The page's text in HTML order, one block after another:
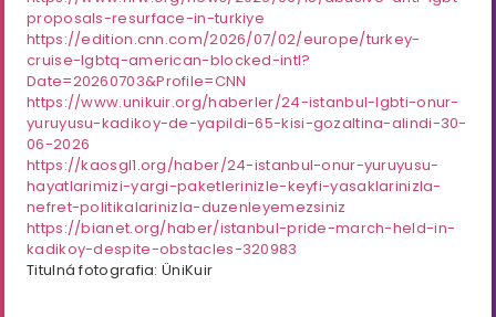
proposals-resurface-in-turkiye
https://edition.cnn.com/2026/07/02/europe/turkey-
cruise-lgbtq-american-blocked-intl?
Date=20260703&Profile=CNN
https://www.unikuir.org/haberler/24-istanbul-lgbti-onur-
yuruyusu-kadikoy-de-yapildi-65-kisi-gozaltina-alindi-30-
06-2026
https://kaosgl1.org/haber/24-istanbul-onur-yuruyusu-
hayatlarimizi-yargi-paketlerinizle-keyfi-yasaklarinizla-
nefret-politikalarinizla-duzenleyemezsiniz
https://bianet.org/haber/istanbul-pride-march-held-in-
kadikoy-despite-obstacles-320983
Titulná fotografia: ÜniKuir